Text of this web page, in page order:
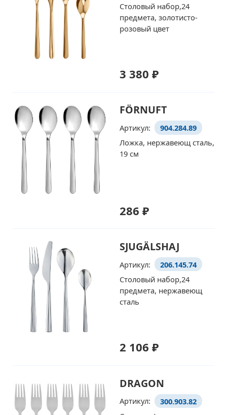
Столовый набор,24
предмета, золотисто-
розовый цвет
3 380 ₽
FÖRNUFT
Артикул:
904.284.89
Ложка, нержавеющ сталь,
19 см
286 ₽
SJUGÄLSHAJ
Артикул:
206.145.74
Столовый набор,24
предмета, нержавеющ
сталь
2 106 ₽
DRAGON
Артикул:
300.903.82